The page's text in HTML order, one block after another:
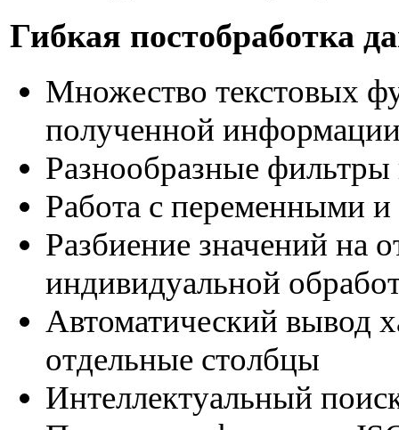
Гибкая постобработка
Множество текстовых
полученной
Разнообразные
Работа с переменными
Разбиение значений на
индивидуальной
Автоматический вывод
отдельные столбцы
Интеллектуальный